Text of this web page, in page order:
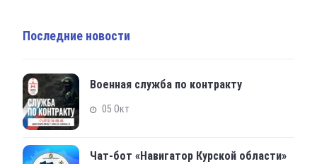
Последние новости
Военная служба по контракту
05 Окт
Чат-бот «Навигатор Курской области»